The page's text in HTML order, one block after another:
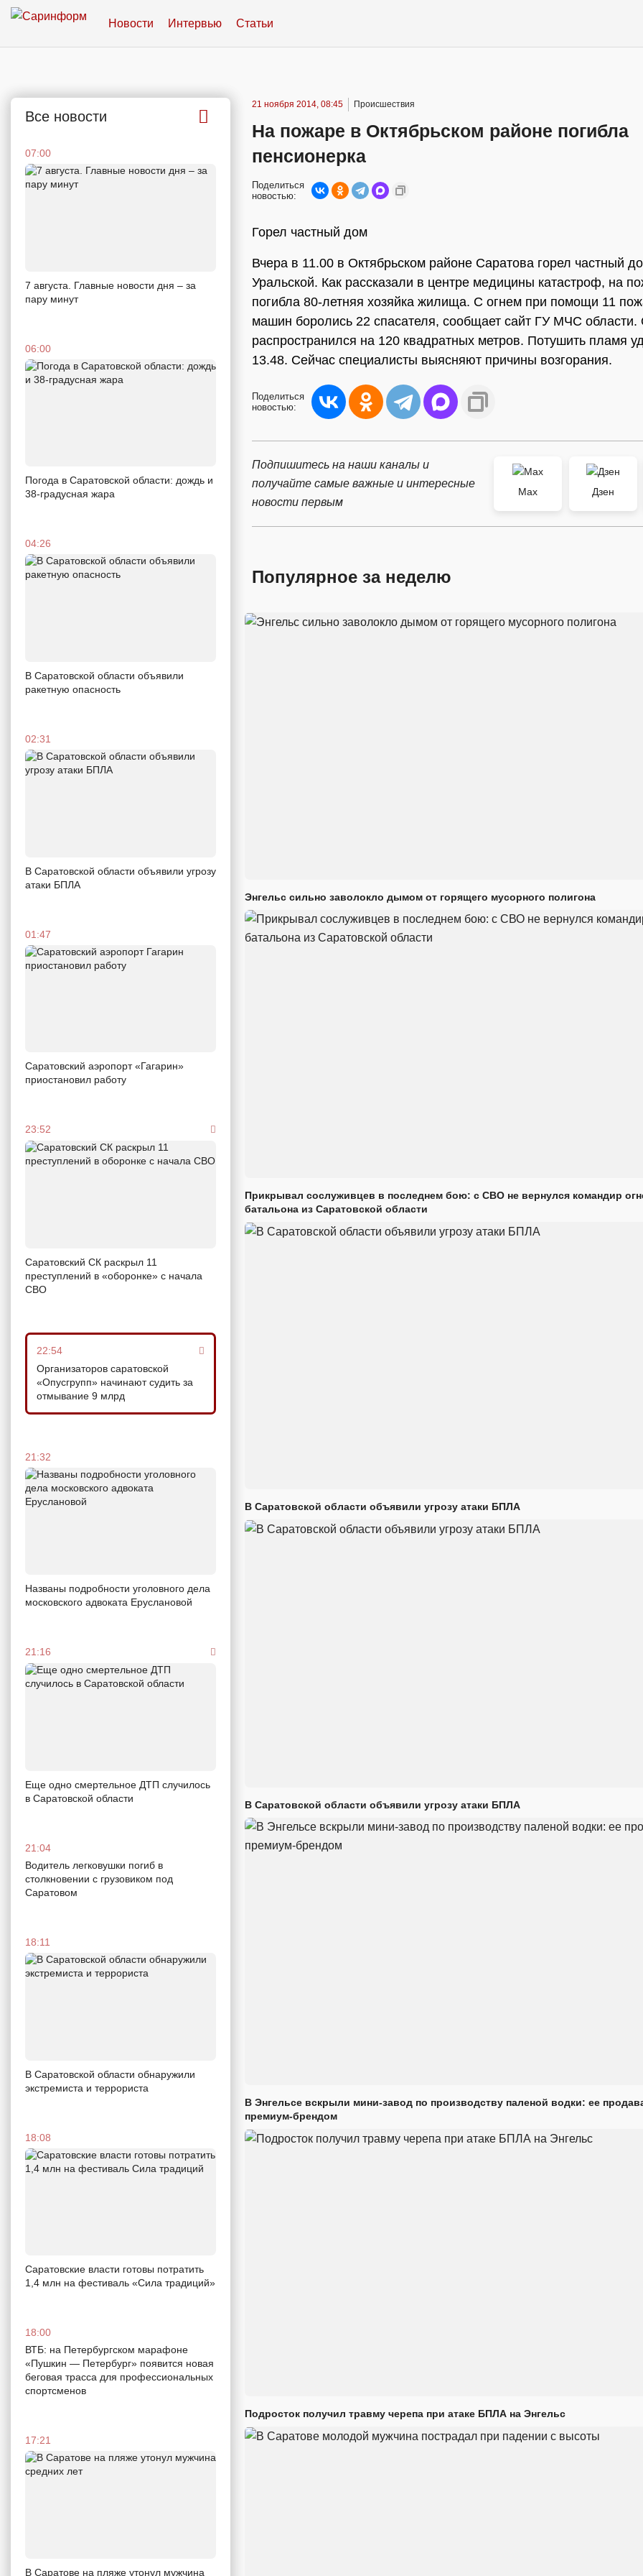
Новости Интервью Статьи
Все новости
07:00
7 августа. Главные новости дня – за
пару минут
06:00
Погода в Саратовской области: дождь и
38-градусная жара
04:26
В Саратовской области объявили
ракетную опасность
02:31
В Саратовской области объявили угрозу
атаки БПЛА
01:47
Саратовский аэропорт «Гагарин»
приостановил работу
23:52
Саратовский СК раскрыл 11
преступлений в «оборонке» с начала
СВО
22:54
Организаторов саратовской
«Опусгрупп» начинают судить за
отмывание 9 млрд
21:32
Названы подробности уголовного дела
московского адвоката Еруслановой
21:16
Еще одно смертельное ДТП случилось
в Саратовской области
21:04
Водитель легковушки погиб в
столкновении с грузовиком под
Саратовом
18:11
В Саратовской области обнаружили
экстремиста и террориста
18:08
Саратовские власти готовы потратить
1,4 млн на фестиваль «Сила традиций»
18:00
ВТБ: на Петербургском марафоне
«Пушкин — Петербург» появится новая
беговая трасса для профессиональных
спортсменов
17:21
В Саратове на пляже утонул мужчина
21 ноября 2014, 08:45 Происшествия
На пожаре в Октябрьском районе погибла
пенсионерка
Поделиться
новостью:
Горел частный дом
Вчера в 11.00 в Октябрьском районе Саратова горел частный
Уральской. Как рассказали в центре медицины катастроф, на
погибла 80-летняя хозяйка жилища. С огнем при помощи 11
машин боролись 22 спасателя, сообщает сайт ГУ МЧС области.
распространился на 120 квадратных метров. Потушить пламя
13.48. Сейчас специалисты выясняют причины возгорания.
Поделиться
новостью:
Подпишитесь на наши каналы и
получайте самые важные и интересные
новости первым
Max Дзен
Популярное за неделю
Энгельс сильно заволокло дымом от горящего мусорного полигона
Прикрывал сослуживцев в последнем бою: с СВО не вернулся командир
батальона из Саратовской области
В Саратовской области объявили угрозу атаки БПЛА
В Саратовской области объявили угрозу атаки БПЛА
В Энгельсе вскрыли мини-завод по производству паленой водки: ее
премиум-брендом
Подросток получил травму черепа при атаке БПЛА на Энгельс